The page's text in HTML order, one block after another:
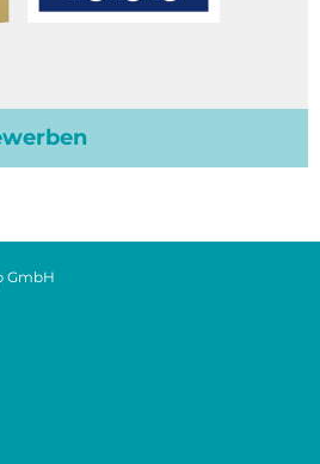
GmbH